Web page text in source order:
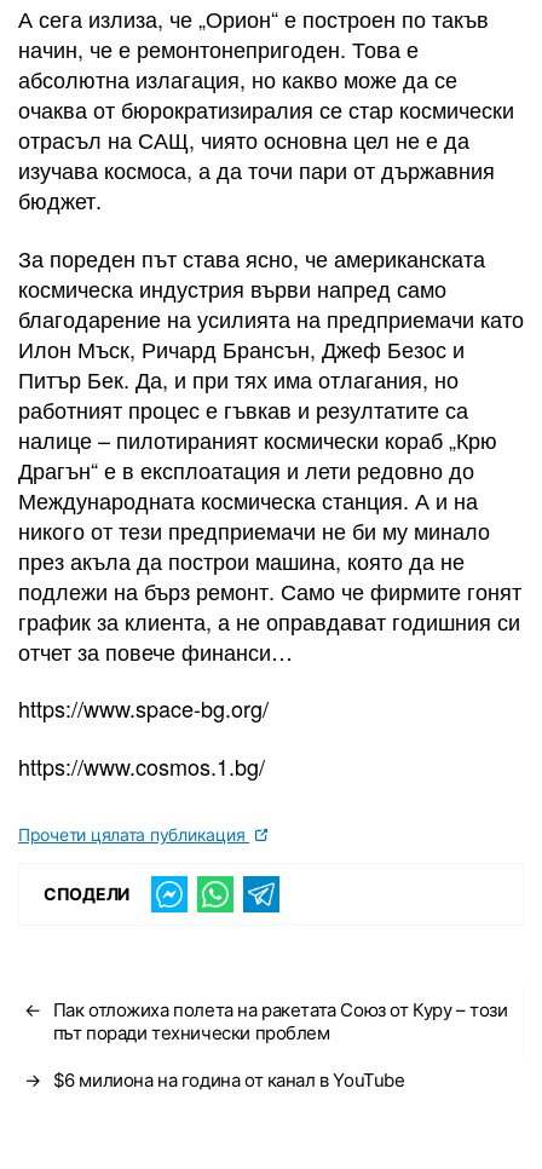
А сега излиза, че „Орион“ е построен по такъв
начин, че е ремонтонепригоден. Това е
абсолютна излагация, но какво може да се
очаква от бюрократизиралия се стар космически
отрасъл на САЩ, чиято основна цел не е да
изучава космоса, а да точи пари от държавния
бюджет.
За пореден път става ясно, че американската
космическа индустрия върви напред само
благодарение на усилията на предприемачи като
Илон Мъск, Ричард Брансън, Джеф Безос и
Питър Бек. Да, и при тях има отлагания, но
работният процес е гъвкав и резултатите са
налице – пилотираният космически кораб „Крю
Драгън“ е в експлоатация и лети редовно до
Международната космическа станция. А и на
никого от тези предприемачи не би му минало
през акъла да построи машина, която да не
подлежи на бърз ремонт. Само че фирмите гонят
график за клиента, а не оправдават годишния си
отчет за повече финанси…
https://www.space-bg.org/
https://www.cosmos.1.bg/
Прочети цялата публикация
СПОДЕЛИ
←
Пак отложиха полета на ракетата Союз от Куру – този
път поради технически проблем
→ $6 милиона на година от канал в YouTube